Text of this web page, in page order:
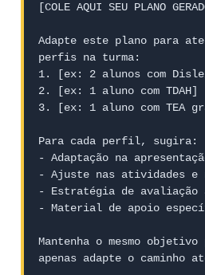
[COLE AQUI SEU PLANO
Adapte este plano para
perfis na turma:
1. [ex: 2 alunos com
2. [ex: 1 aluno com TDAH]
3. [ex: 1 aluno com TEA
Para cada perfil, sugira:
- Adaptação na
- Ajuste nas atividades e
- Estratégia de
- Material de apoio
Mantenha o mesmo
apenas adapte o caminho